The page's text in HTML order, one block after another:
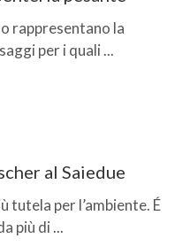
rappresentano la
per i quali ...
al Saiedue
tutela per l’ambiente. É
più di ...